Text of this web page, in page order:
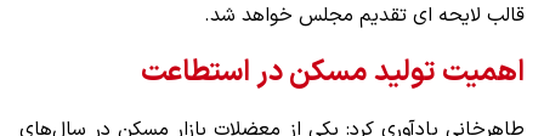
قالب لایحه ای تقدیم مجلس خواهد شد.
اهمیت تولید مسکن در استطاعت